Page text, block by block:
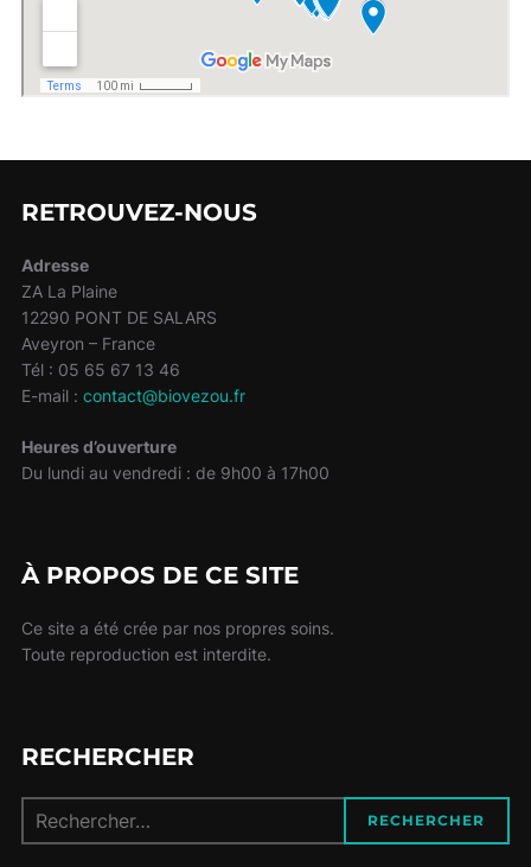
RETROUVEZ-NOUS
Adresse
ZA La Plaine
12290 PONT DE SALARS
Aveyron – France
Tél : 05 65 67 13 46
E-mail : contact@biovezou.fr
Heures d’ouverture
Du lundi au vendredi : de 9h00 à 17h00
À PROPOS DE CE SITE
Ce site a été crée par nos propres soins.
Toute reproduction est interdite.
RECHERCHER
pour :
RECHERCHER